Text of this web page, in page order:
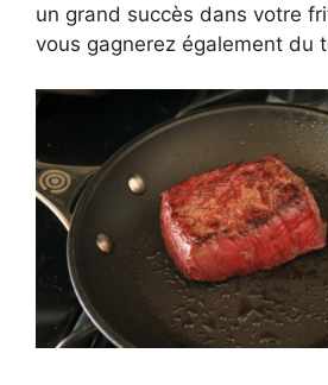
un grand succès dans votre
vous gagnerez également du